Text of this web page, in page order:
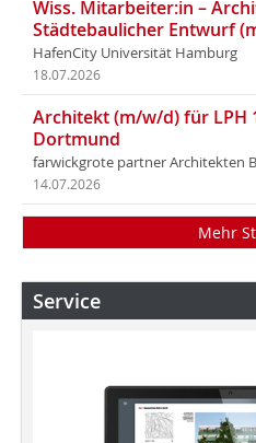
Wiss. Mitarbeiter:in –
Städtebaulicher Entwurf
HafenCity Universität Hamburg
18.07.2026
Architekt (m/w/d) für LPH
Dortmund
farwickgrote partner Architekten
14.07.2026
Mehr
Service